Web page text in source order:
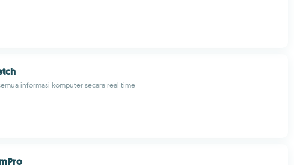
informasi komputer secara real time